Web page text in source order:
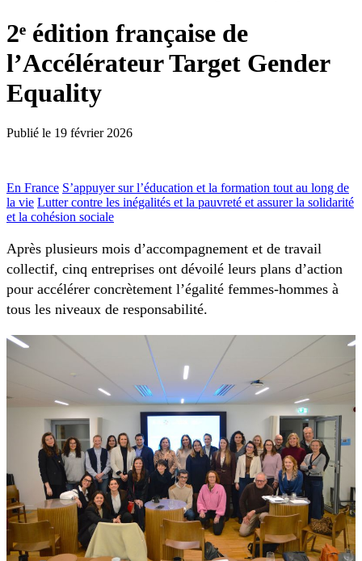
2ᵉ édition française de
l’Accélérateur Target Gender
Equality
Publié le 19 février 2026
En France S’appuyer sur l’éducation et la formation tout au long de
la vie Lutter contre les inégalités et la pauvreté et assurer la solidarité
et la cohésion sociale
Après plusieurs mois d’accompagnement et de travail
collectif, cinq entreprises ont dévoilé leurs plans d’action
pour accélérer concrètement l’égalité femmes-hommes à
tous les niveaux de responsabilité.